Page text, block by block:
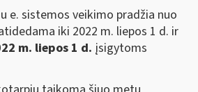
e. sistemos veikimo pradžia nuo
iki 2022 m. liepos 1 d. ir
m. liepos 1 d. įsigytoms